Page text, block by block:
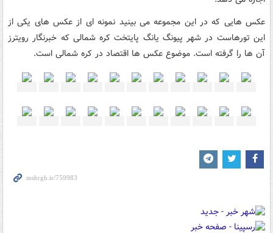
عکس هایی که در این مجموعه می بینید نمونه ای از عکس های یکی از
این تورهاست در شهر پیونگ یانگ پایتخت کره شمالی که خبرنگار رویترز
آن ها را گرفته است. موضوع عکس ها اقتصاد در کره شمالی است.